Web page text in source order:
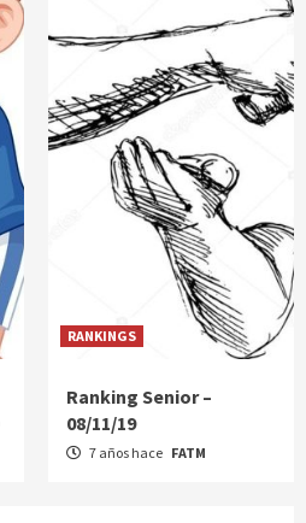
RANKINGS
Ranking Senior –
08/11/19
7 años hace FATM